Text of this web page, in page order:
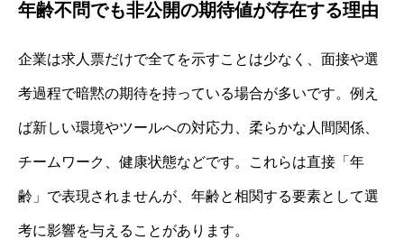
年齢不問でも非公開の期待値が存在する理由
企業は求人票だけで全てを示すことは少なく、面接や選
考過程で暗黙の期待を持っている場合が多いです。例え
ば新しい環境やツールへの対応力、柔らかな人間関係、
チームワーク、健康状態などです。これらは直接「年
齢」で表現されませんが、年齢と相関する要素として選
考に影響を与えることがあります。